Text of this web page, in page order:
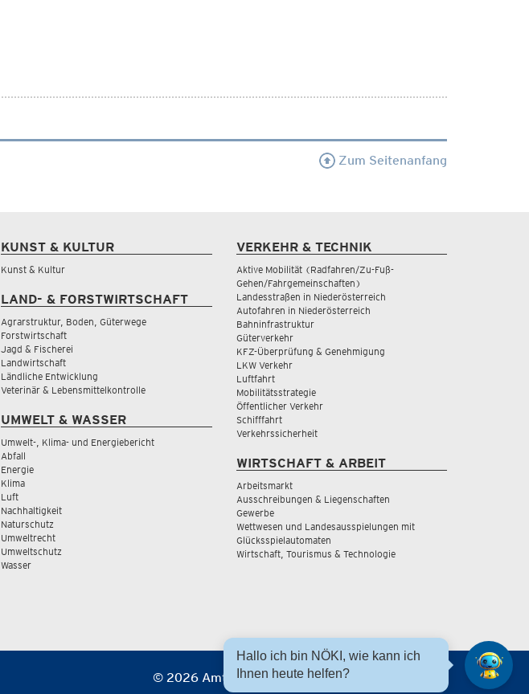
Zum Seitenanfang
KUNST & KULTUR
Kunst & Kultur
LAND- & FORSTWIRTSCHAFT
Agrarstruktur, Boden, Güterwege
Forstwirtschaft
Jagd & Fischerei
Landwirtschaft
Ländliche Entwicklung
Veterinär & Lebensmittelkontrolle
UMWELT & WASSER
Umwelt-, Klima- und Energiebericht
Abfall
Energie
Klima
Luft
Nachhaltigkeit
Naturschutz
Umweltrecht
Umweltschutz
Wasser
VERKEHR & TECHNIK
Aktive Mobilität (Radfahren/Zu-Fuß-
Gehen/Fahrgemeinschaften)
Landesstraßen in Niederösterreich
Autofahren in Niederösterreich
Bahninfrastruktur
Güterverkehr
KFZ-Überprüfung & Genehmigung
LKW Verkehr
Luftfahrt
Mobilitätsstrategie
Öffentlicher Verkehr
Schifffahrt
Verkehrssicherheit
WIRTSCHAFT & ARBEIT
Arbeitsmarkt
Ausschreibungen & Liegenschaften
Gewerbe
Wettwesen und Landesausspielungen mit
Glücksspielautomaten
Wirtschaft, Tourismus & Technologie
© 2026 Amt der NÖ Landesregierung
Hallo ich bin NÖKI, wie kann ich
Ihnen heute helfen?